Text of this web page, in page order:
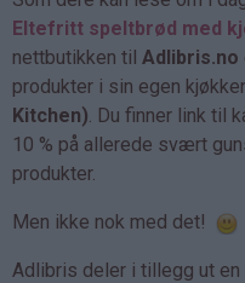
Eltefritt speltbrød med
nettbutikken til Adlibris.no
produkter i sin egen
Kitchen). Du finner link til
10 % på allerede svært
produkter.
Men ikke nok med det!
Adlibris deler i tillegg ut